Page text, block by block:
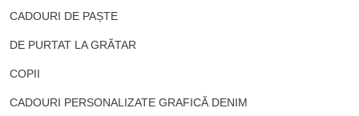
CADOURI DE PAȘTE
DE PURTAT LA GRĂTAR
COPII
CADOURI PERSONALIZATE GRAFICĂ DENIM